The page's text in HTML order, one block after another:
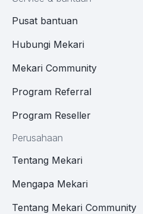
Pusat bantuan
Hubungi Mekari
Mekari Community
Program Referral
Program Reseller
Perusahaan
Tentang Mekari
Mengapa Mekari
Tentang Mekari Community